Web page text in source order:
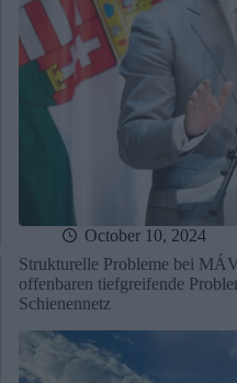
October 10, 2024
Strukturelle Probleme bei
offenbaren tiefgreifende
Schienennetz